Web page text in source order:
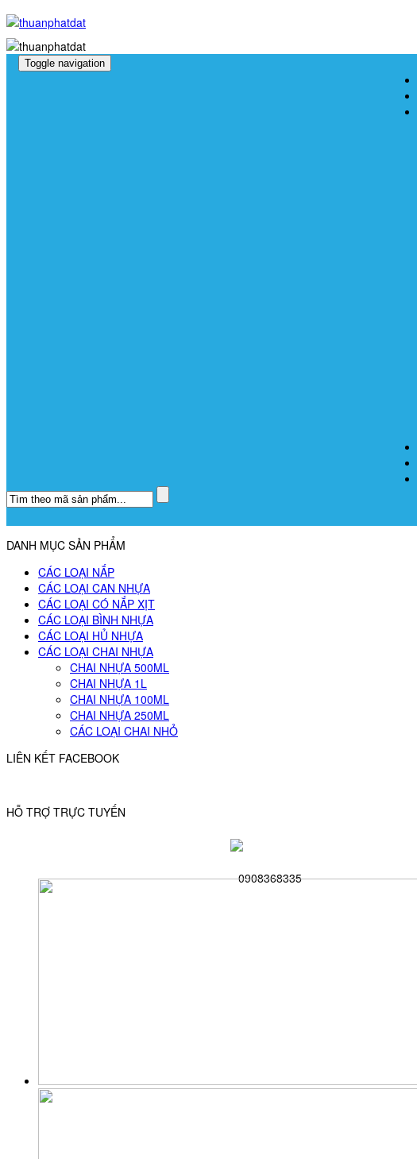
Toggle navigation
DANH MỤC SẢN PHẨM
CÁC LOẠI NẮP
CÁC LOẠI CAN NHỰA
CÁC LOẠI CÓ NẮP XỊT
CÁC LOẠI BÌNH NHỰA
CÁC LOẠI HỦ NHỰA
CÁC LOẠI CHAI NHỰA
CHAI NHỰA 500ML
CHAI NHỰA 1L
CHAI NHỰA 100ML
CHAI NHỰA 250ML
CÁC LOẠI CHAI NHỎ
LIÊN KẾT FACEBOOK
HỖ TRỢ TRỰC TUYẾN
0908368335